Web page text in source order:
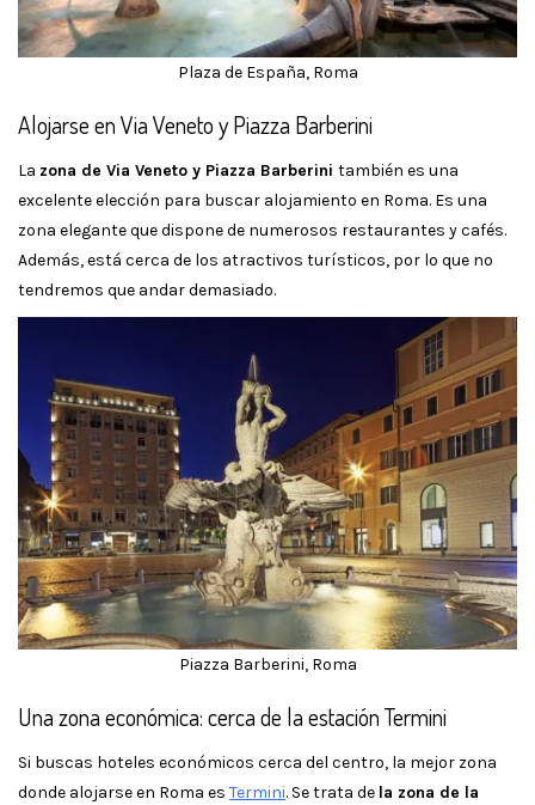
Plaza de España, Roma
Alojarse en Via Veneto y Piazza Barberini
La zona de Via Veneto y Piazza Barberini también es una
excelente elección para buscar alojamiento en Roma. Es una
zona elegante que dispone de numerosos restaurantes y cafés.
Además, está cerca de los atractivos turísticos, por lo que no
tendremos que andar demasiado.
Piazza Barberini, Roma
Una zona económica: cerca de la estación Termini
Si buscas hoteles económicos cerca del centro, la mejor zona
donde alojarse en Roma es Termini. Se trata de la zona de la